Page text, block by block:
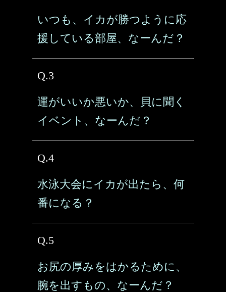
いつも、イカが勝つように応
援している部屋、なーんだ？
Q.3
運がいいか悪いか、貝に聞く
イベント、なーんだ？
Q.4
水泳大会にイカが出たら、何
番になる？
Q.5
お尻の厚みをはかるために、
腕を出すもの、なーんだ？